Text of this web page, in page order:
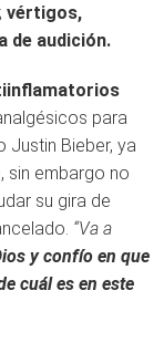
vértigos,
de audición.
para
Justin Bieber, ya
sin embargo no
su gira de
“Va a
y confío en que
cuál es en este